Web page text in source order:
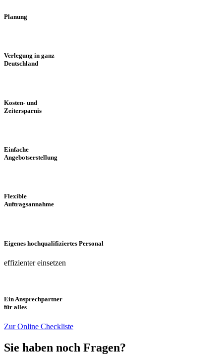
Planung
Verlegung in ganz
Deutschland
Kosten- und
Zeitersparnis
Einfache
Angebotserstellung
Flexible
Auftragsannahme
Eigenes hochqualifiziertes Personal
effizienter einsetzen
Ein Ansprechpartner
für alles
Zur Online Checkliste
Sie haben noch Fragen?